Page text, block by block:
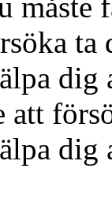
ta
dig
dig